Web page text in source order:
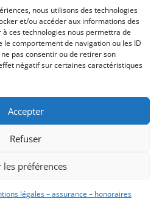
nous utilisons des technologies
et/ou accéder aux informations des
ces technologies nous permettra de
comportement de navigation ou les ID
pas consentir ou de retirer son
négatif sur certaines caractéristiques
Accepter
Refuser
les préférences
légales – assurance – honoraires
: 06 60 85 41 84
03 67 70 03 90
– RÉCLAMATIONS